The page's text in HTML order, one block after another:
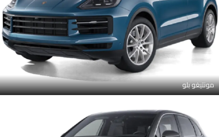
مونتيغو بلو